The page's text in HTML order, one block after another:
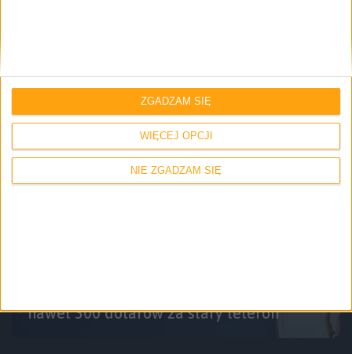
WIĘCEJ OPCJI
NIE ZGADZAM SIĘ
ZGADZAM SIĘ
nawet 300 dolarów za stary telefon